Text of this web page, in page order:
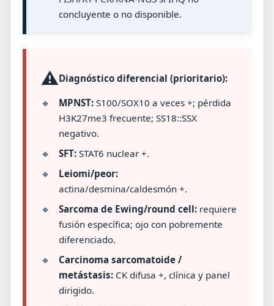
concluyente o no disponible.
⚠️Diagnóstico diferencial (prioritario):
🔹 MPNST:S100/SOX10 a veces +; pérdida
H3K27me3 frecuente; SS18::SSX
negativo.
🔹
SFT:STAT6 nuclear +.
🔹
Leiomi/peor:
actina/desmina/caldesmón +.
🔹
Sarcoma de Ewing/round cell:requiere
fusión específica; ojo con pobremente
diferenciado.
🔹
Carcinoma sarcomatoide /
metástasis:CK difusa +, clínica y panel
dirigido.